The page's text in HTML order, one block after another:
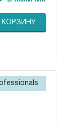
КОРЗИНУ